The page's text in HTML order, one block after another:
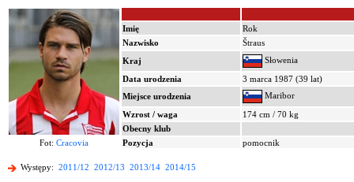
Imię
Rok
Nazwisko
Štraus
Kraj
Słowenia
Data urodzenia
3 marca 1987 (39 lat)
Miejsce urodzenia
Maribor
Wzrost / waga
174 cm / 70 kg
Obecny klub
Fot: Cracovia Pozycja pomocnik
Występy: 2011/12 2012/13 2013/14 2014/15